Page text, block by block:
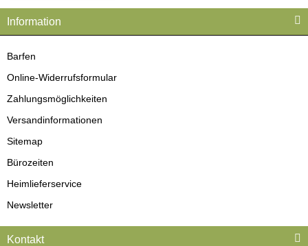
Information
Barfen
Online-Widerrufsformular
Zahlungsmöglichkeiten
Versandinformationen
Sitemap
Bürozeiten
Heimlieferservice
Newsletter
Kontakt